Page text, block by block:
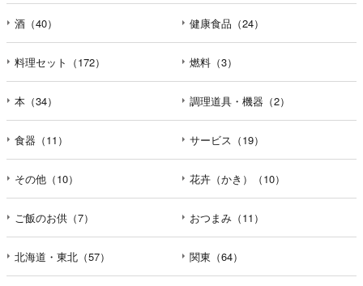
酒（40） 健康食品（24）
料理セット（172） 燃料（3）
本（34） 調理道具・機器（2）
食器（11） サービス（19）
その他（10） 花卉（かき）（10）
ご飯のお供（7） おつまみ（11）
北海道・東北（57） 関東（64）